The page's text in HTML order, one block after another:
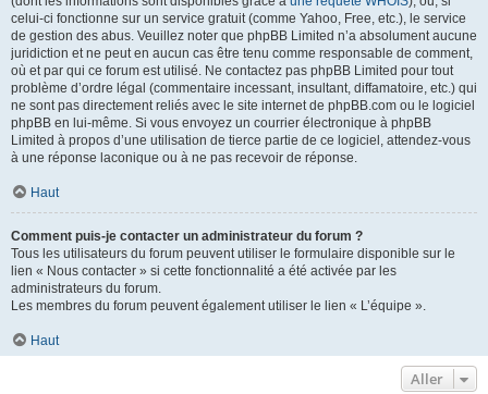
celui-ci fonctionne sur un service gratuit (comme Yahoo, Free, etc.), le service
de gestion des abus. Veuillez noter que phpBB Limited n’a absolument aucune
juridiction et ne peut en aucun cas être tenu comme responsable de comment,
où et par qui ce forum est utilisé. Ne contactez pas phpBB Limited pour tout
problème d’ordre légal (commentaire incessant, insultant, diffamatoire, etc.) qui
ne sont pas directement reliés avec le site internet de phpBB.com ou le logiciel
phpBB en lui-même. Si vous envoyez un courrier électronique à phpBB
Limited à propos d’une utilisation de tierce partie de ce logiciel, attendez-vous
à une réponse laconique ou à ne pas recevoir de réponse.
Haut
Comment puis-je contacter un administrateur du forum ?
Tous les utilisateurs du forum peuvent utiliser le formulaire disponible sur le
lien « Nous contacter » si cette fonctionnalité a été activée par les
administrateurs du forum.
Les membres du forum peuvent également utiliser le lien « L’équipe ».
Haut
Aller